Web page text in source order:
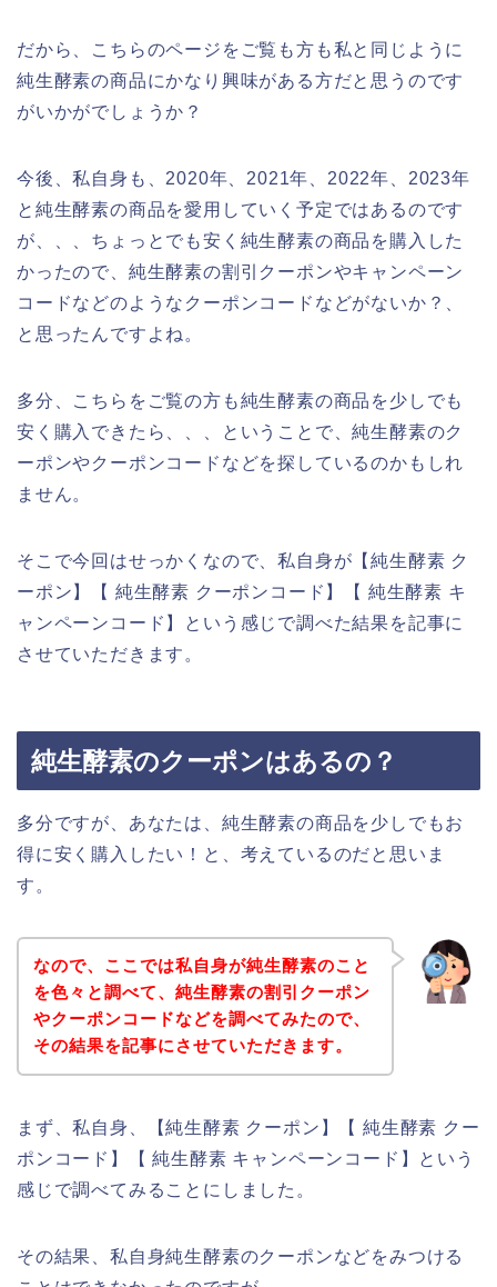
だから、こちらのページをご覧も方も私と同じように
純生酵素の商品にかなり興味がある方だと思うのです
がいかがでしょうか？
今後、私自身も、2020年、2021年、2022年、2023年
と純生酵素の商品を愛用していく予定ではあるのです
が、、、ちょっとでも安く純生酵素の商品を購入した
かったので、純生酵素の割引クーポンやキャンペーン
コードなどのようなクーポンコードなどがないか？、
と思ったんですよね。
多分、こちらをご覧の方も純生酵素の商品を少しでも
安く購入できたら、、、ということで、純生酵素のク
ーポンやクーポンコードなどを探しているのかもしれ
ません。
そこで今回はせっかくなので、私自身が【純生酵素 ク
ーポン】【 純生酵素 クーポンコード】【 純生酵素 キ
ャンペーンコード】という感じで調べた結果を記事に
させていただきます。
純生酵素のクーポンはあるの？
多分ですが、あなたは、純生酵素の商品を少しでもお
得に安く購入したい！と、考えているのだと思いま
す。
なので、ここでは私自身が純生酵素のこと
を色々と調べて、純生酵素の割引クーポン
やクーポンコードなどを調べてみたので、
その結果を記事にさせていただきます。
まず、私自身、【純生酵素 クーポン】【 純生酵素 クー
ポンコード】【 純生酵素 キャンペーンコード】という
感じで調べてみることにしました。
その結果、私自身純生酵素のクーポンなどをみつける